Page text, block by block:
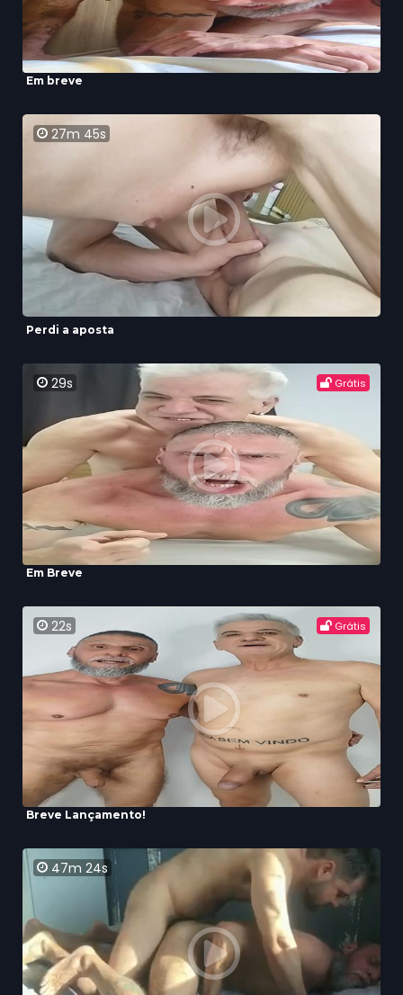
Em breve
27m 45s
Perdi a aposta
29s Grátis
Em Breve
22s Grátis
Breve Lançamento!
47m 24s